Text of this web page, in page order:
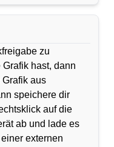
zu
hast, dann
aus
speichere dir
auf die
ab und lade es
externen